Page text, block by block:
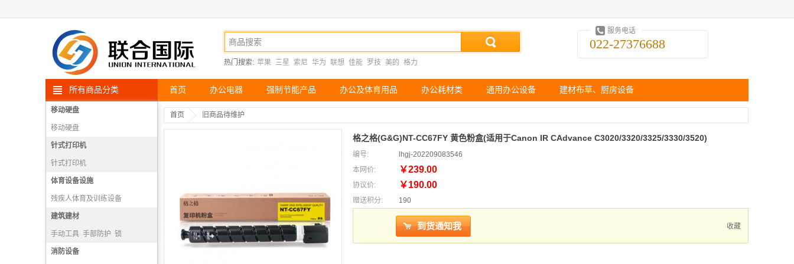
热门搜索: 苹果 三星 索尼 华为 联想 佳能 罗技 美的 格力
服务电话
022-27376688
所有商品分类 首页 办公电器 强制节能产品 办公及体育用品 办公耗材类 通用办公设备 建材布草、厨房设备
移动硬盘
移动硬盘
针式打印机
针式打印机
体育设备设施
残疾人体育及训练设备
散打、武术设备
跳水设备
建筑建材
手动工具 手部防护 锁
电动工具
消防设备
首页 旧商品待维护
格之格(G&G)NT-CC67FY 黄色粉盒(适用于Canon IR CAdvance C3020/3320/3325/3330/3520)
编号:
lhgj-202209083546
本网价:
￥239.00
协议价: ￥190.00
赠送积分: 190
收藏